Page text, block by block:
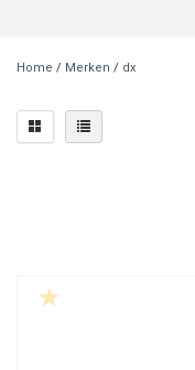
Home / Merken / dx